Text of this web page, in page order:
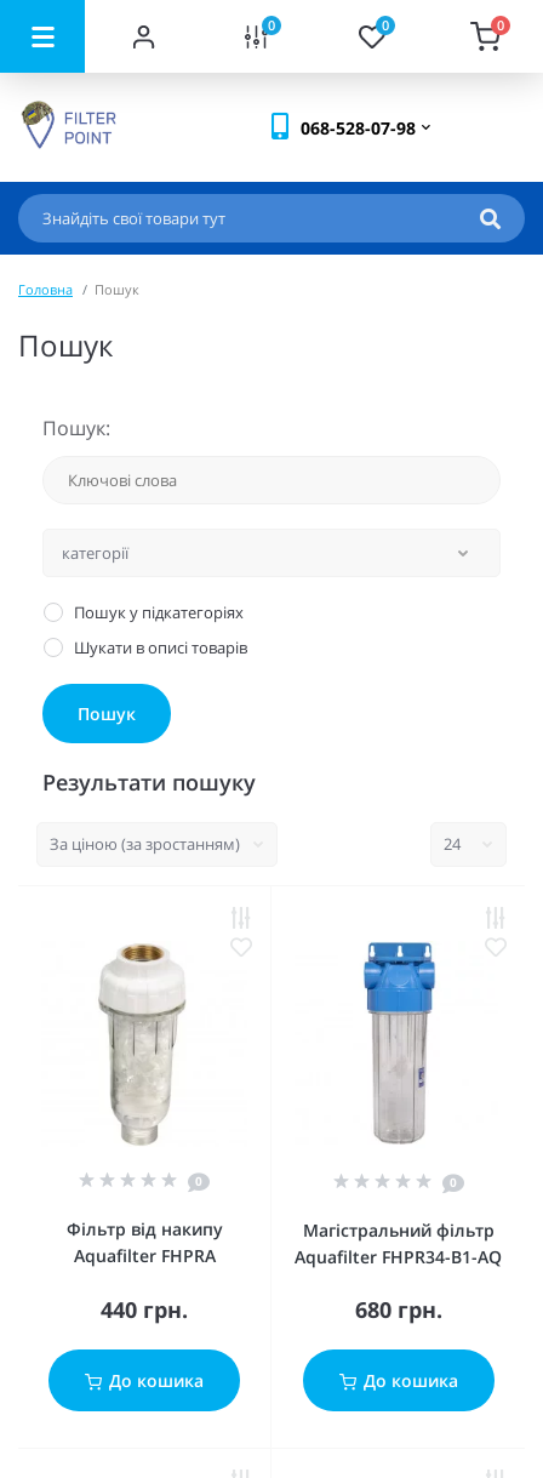
0 0 0
068-528-07-98
Головна Пошук
Пошук
Пошук:
Пошук у підкатегоріях
Шукати в описі товарів
Результати пошуку
0
Фільтр від накипу
Aquafilter FHPRA
440 грн.
До кошика
0
Магістральний фільтр
Aquafilter FHPR34-B1-AQ
680 грн.
До кошика